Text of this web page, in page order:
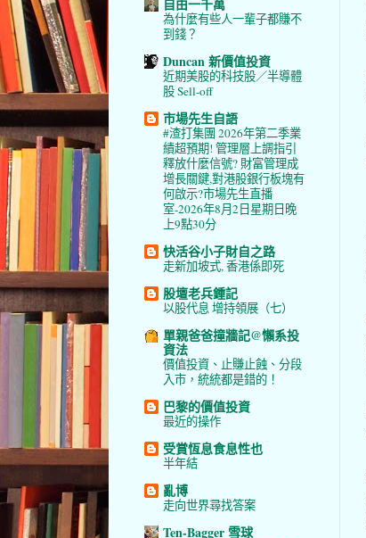
自由一千萬
為什麼有些人一輩子都賺不
到錢？
Duncan 新價值投資
近期美股的科技股／半導體
股 Sell-off
市場先生自語
#渣打集團 2026年第二季業
績超預期! 管理層上調指引
釋放什麼信號? 財富管理成
增長關鍵,對港股銀行板塊有
何啟示?市場先生直播
室-2026年8月2日星期日晚
上9點30分
快活谷小子財自之路
走新加坡式, 香港係即死
股壇老兵鍾記
以股代息 增持領展（七）
單親爸爸撞牆記@懶系投
資法
價值投資、止賺止蝕、分段
入市，統統都是錯的！
巴黎的價值投資
最近的操作
受賞恆息食息性也
半年結
亂博
走向世界尋找答案
Ten-Bagger 雪球